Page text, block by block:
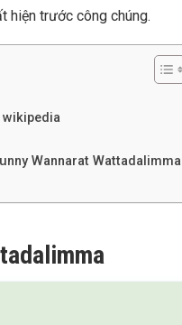
hiện trước công chúng.
wikipedia
Wannarat Wattadalimma